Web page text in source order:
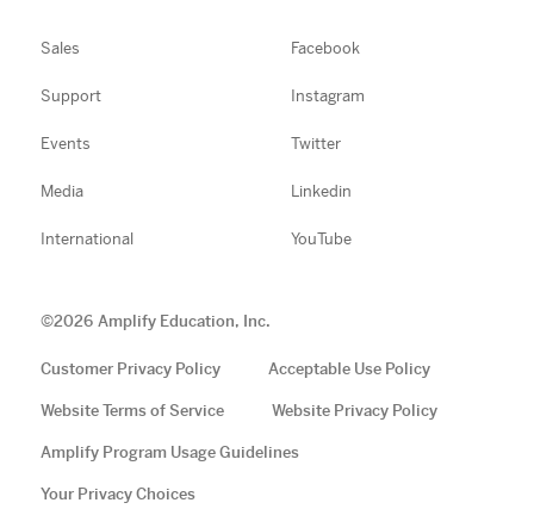
Sales
Support
Events
Media
International
Facebook
Instagram
Twitter
Linkedin
YouTube
©2026 Amplify Education, Inc.
Customer Privacy Policy Acceptable Use Policy
Website Terms of Service Website Privacy Policy
Amplify Program Usage Guidelines
Your Privacy Choices